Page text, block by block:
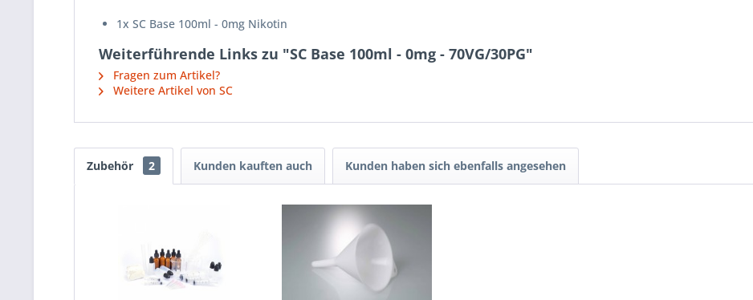
1x SC Base 100ml - 0mg Nikotin
Weiterführende Links zu "SC Base 100ml - 0mg - 70VG/30PG"
Fragen zum Artikel?
Weitere Artikel von SC
Zubehör 2 Kunden kauften auch Kunden haben sich ebenfalls angesehen